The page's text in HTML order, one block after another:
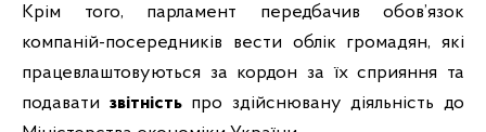
Крім того, парламент передбачив обов’язок
компаній-посередників вести облік громадян, які
працевлаштовуються за кордон за їх сприяння та
подавати звітність про здійснювану діяльність до